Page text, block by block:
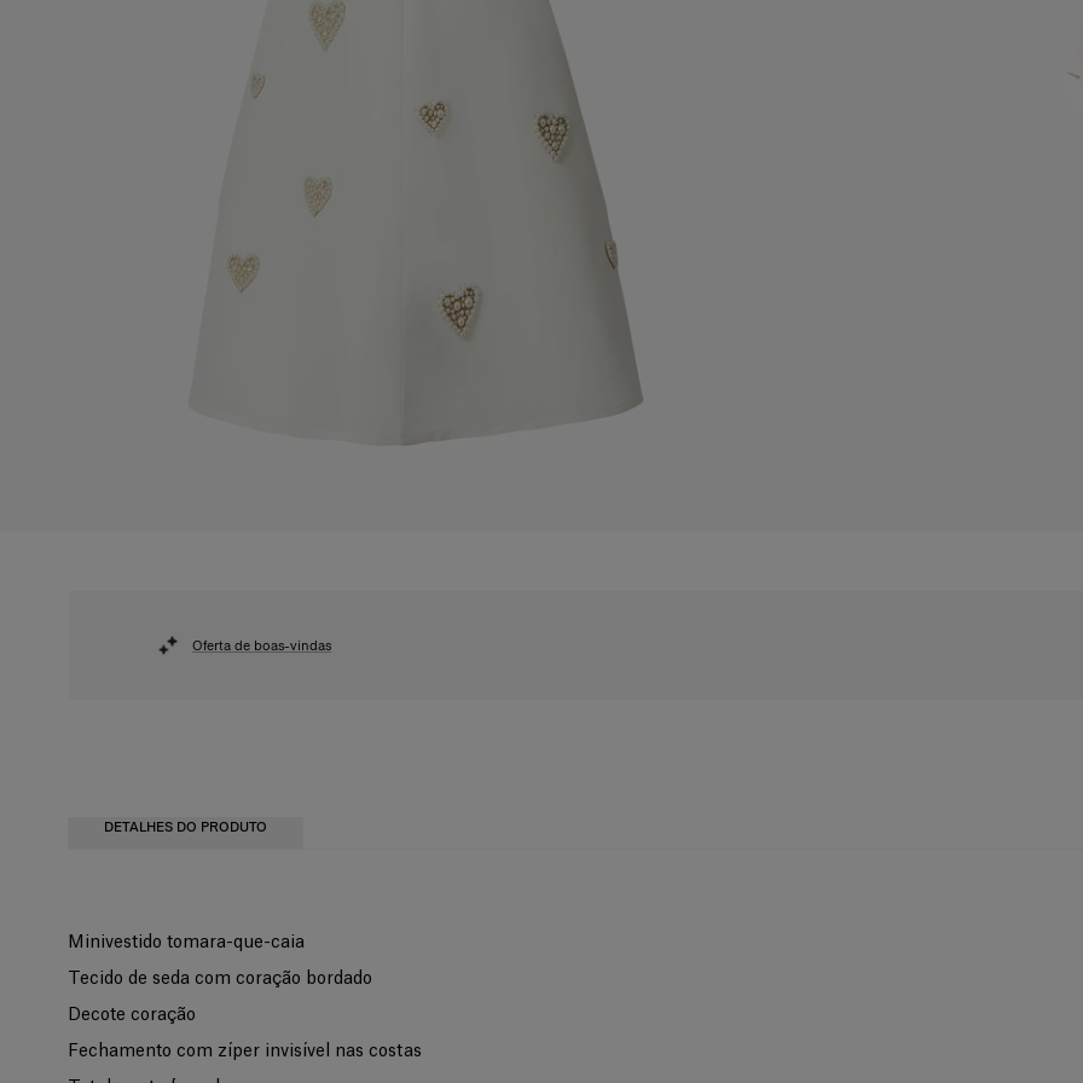
Oferta de boas-vindas
DETALHES DO PRODUTO
Minivestido tomara-que-caia
Tecido de seda com coração bordado
Decote coração
Fechamento com zíper invisível nas costas